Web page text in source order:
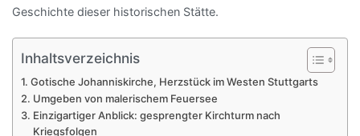
Geschichte dieser historischen Stätte.
Inhaltsverzeichnis
Gotische Johanniskirche, Herzstück im Westen Stuttgarts
Umgeben von malerischem Feuersee
Einzigartiger Anblick: gesprengter Kirchturm nach
Kriegsfolgen